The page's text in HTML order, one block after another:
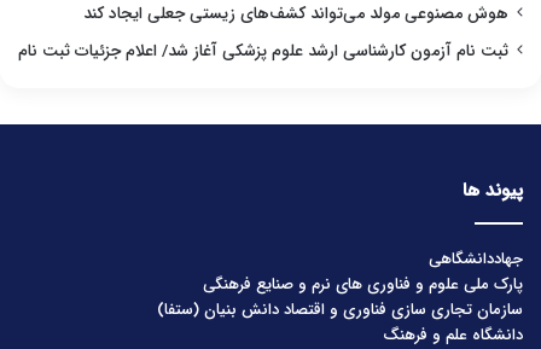
هوش مصنوعی مولد می‌تواند کشف‌های زیستی جعلی ایجاد کند
ثبت نام آزمون کارشناسی ارشد علوم پزشکی آغاز شد/ اعلام جزئیات ثبت نام
پیوند ها
جهاددانشگاهی
پارک ملی علوم و فناوری های نرم و صنایع فرهنگی
سازمان تجاری سازی فناوری و اقتصاد دانش بنیان (ستفا)
دانشگاه علم و فرهنگ